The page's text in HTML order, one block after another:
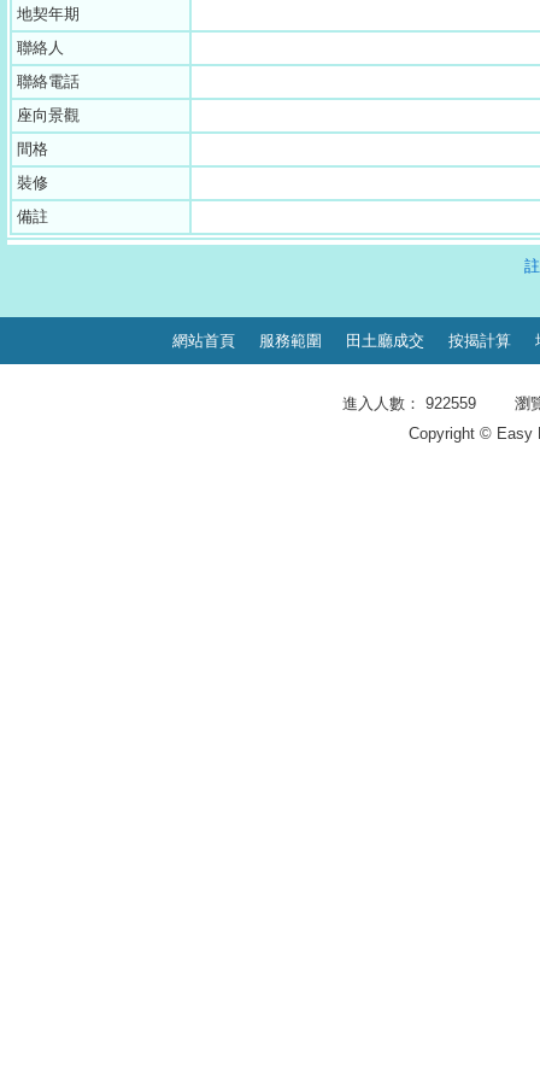
地契年期
聯絡人
聯絡電話
座向景觀
間格
裝修
備註
網站首頁 服務範圍 田土廳成交 按揭計算
進入人數： 922559 瀏
Copyright © Easy